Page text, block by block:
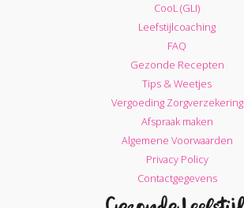
CooL (GLI)
Leefstijlcoaching
FAQ
Gezonde Recepten
Tips & Weetjes
Vergoeding Zorgverzekering
Afspraak maken
Algemene Voorwaarden
Privacy Policy
Contactgegevens